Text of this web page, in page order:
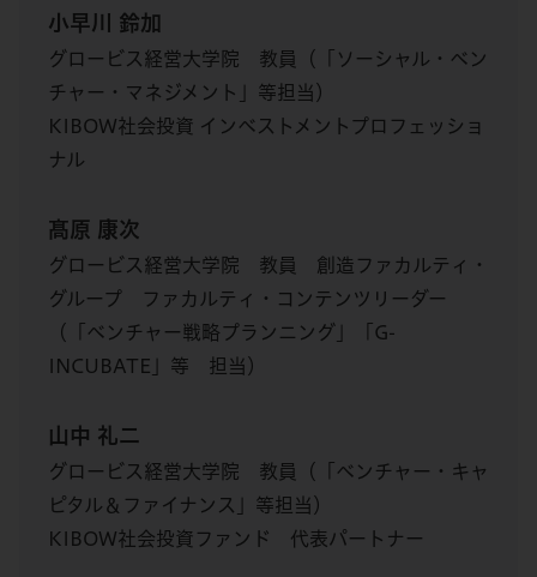
小早川 鈴加
グロービス経営大学院 教員（「ソーシャル・ベン
チャー・マネジメント」等担当）
KIBOW社会投資 インベストメントプロフェッショ
ナル
髙原 康次
グロービス経営大学院 教員 創造ファカルティ・
グループ ファカルティ・コンテンツリーダー
（「ベンチャー戦略プランニング」「G-
INCUBATE」等 担当）
山中 礼二
グロービス経営大学院 教員（「ベンチャー・キャ
ピタル＆ファイナンス」等担当）
KIBOW社会投資ファンド 代表パートナー